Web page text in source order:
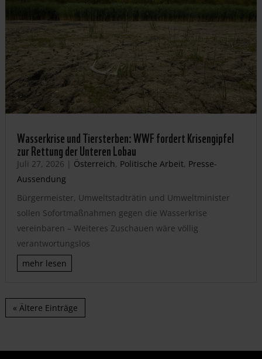
Wasserkrise und Tiersterben: WWF fordert Krisengipfel
zur Rettung der Unteren Lobau
Juli 27, 2026 | Österreich, Politische Arbeit, Presse-
Aussendung
Bürgermeister, Umweltstadträtin und Umweltminister
sollen Sofortmaßnahmen gegen die Wasserkrise
vereinbaren – Weiteres Zuschauen wäre völlig
verantwortungslos
mehr lesen
« Ältere Einträge